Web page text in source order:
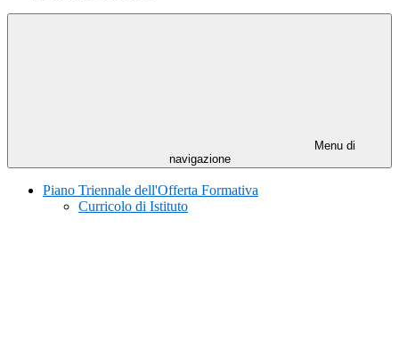
Menu di
navigazione
Piano Triennale dell'Offerta Formativa
Curricolo di Istituto